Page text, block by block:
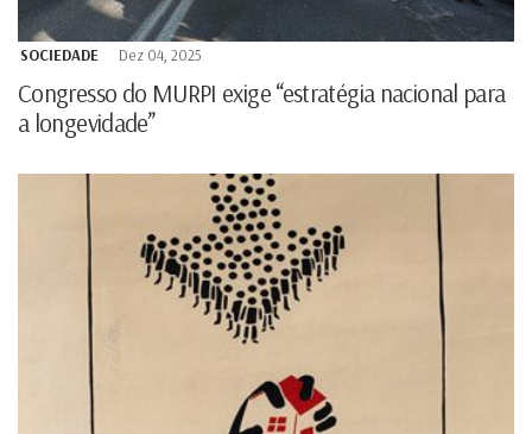
SOCIEDADE Dez 04, 2025
Congresso do MURPI exige “estratégia nacional para
a longevidade”